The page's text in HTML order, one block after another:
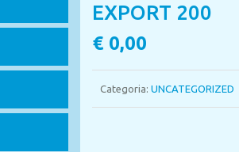
EXPORT 200
€ 0,00
Categoria: UNCATEGORIZED